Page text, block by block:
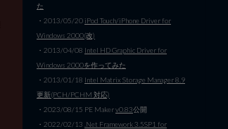
た
・2013/05/20 iPod Touch/iPhone Driver for
Windows 2000(改)
・2013/04/08 Intel HD Graphic Driver for
Windows 2000を作ってみた
・2013/01/18 Intel Matrix Storage Manager 8.9
更新(PCH/PCHM 対応)
・2023/08/15 PE Makerv0.83公開
・2022/02/13 .Net Framework 3.5SP1 for